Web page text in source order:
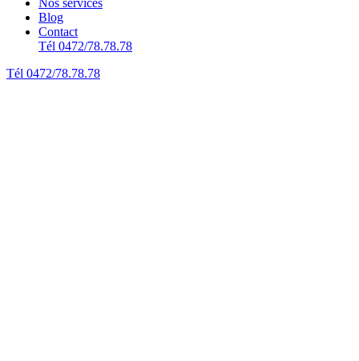
Nos services
Blog
Contact
Tél 0472/78.78.78
Tél 0472/78.78.78